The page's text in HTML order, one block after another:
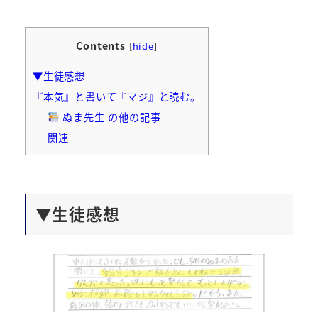
Contents [hide]
▼生徒感想
『本気』と書いて『マジ』と読む。
ぬま先生 の他の記事
関連
▼生徒感想